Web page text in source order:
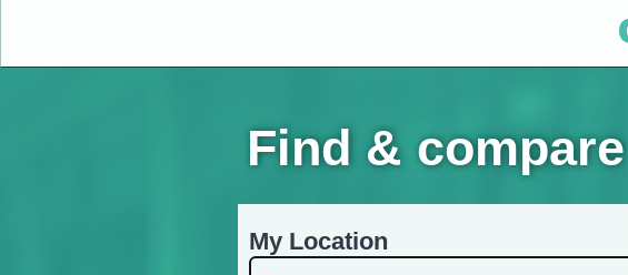
Find &
My Location